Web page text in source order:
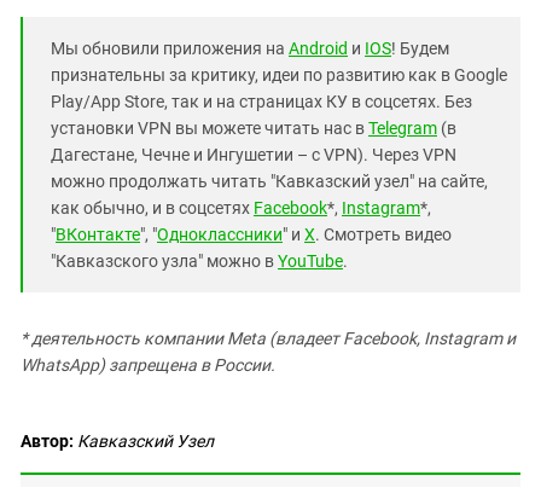
Мы обновили приложения на Android и IOS! Будем
признательны за критику, идеи по развитию как в Google
Play/App Store, так и на страницах КУ в соцсетях. Без
установки VPN вы можете читать нас вTelegram (в
Дагестане, Чечне и Ингушетии – с VPN). Через VPN
можно продолжать читать "Кавказский узел" на сайте,
как обычно, и в соцсетях Facebook*, Instagram*,
"ВКонтакте", "Одноклассники" и X. Смотреть видео
"Кавказского узла" можно вYouTube.
* деятельность компании Meta (владеет Facebook, Instagram и
WhatsApp) запрещена в России.
Автор: Кавказский Узел